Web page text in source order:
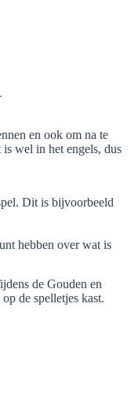
en ook om na te
wel in het engels, dus
Dit is bijvoorbeeld
hebben over wat is
de Gouden en
de spelletjes kast.